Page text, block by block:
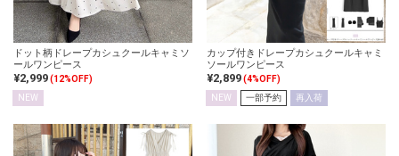
ドット柄ドレープカシュクールキャミソ
ールワンピース
¥2,999(12%OFF)
NEW
カップ付きドレープカシュクールキャミ
ソールワンピース
¥2,899(4%OFF)
NEW
一部予約 再入荷